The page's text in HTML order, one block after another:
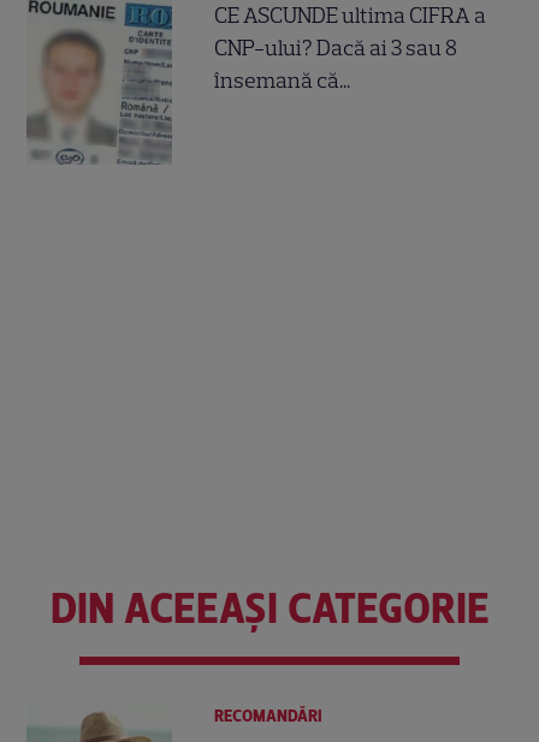
CE ASCUNDE ultima CIFRA a
CNP-ului? Dacă ai 3 sau 8
însemană că...
DIN ACEEAȘI CATEGORIE
RECOMANDĂRI